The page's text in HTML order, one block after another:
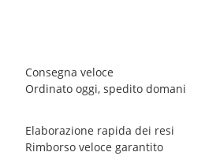
Consegna veloce
Ordinato oggi, spedito domani
Elaborazione rapida dei resi
Rimborso veloce garantito